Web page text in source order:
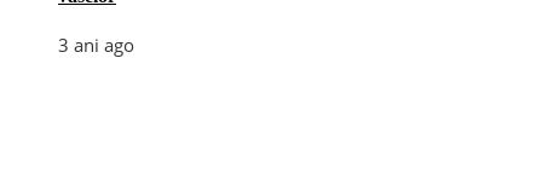
3 ani ago